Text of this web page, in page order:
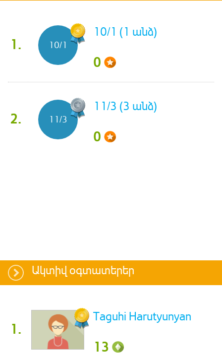
1. 10/1
10/1 (1 անձ)
0
2. 11/3
11/3 (3 անձ)
0
Ակտիվ օգտատերեր
1.
Taguhi Harutyunyan
13